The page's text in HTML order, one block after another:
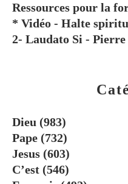
Dieu (983)
Pape (732)
Jesus (603)
C’est (546)
Ressources pour la
* Vidéo - Halte
2- Laudato Si -